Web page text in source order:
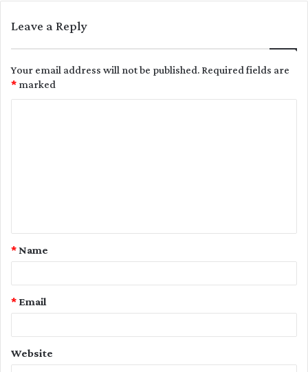
Leave a Reply
Your email address will not be published.Required fields are
marked
*
t
Name
*
Email
*
Website